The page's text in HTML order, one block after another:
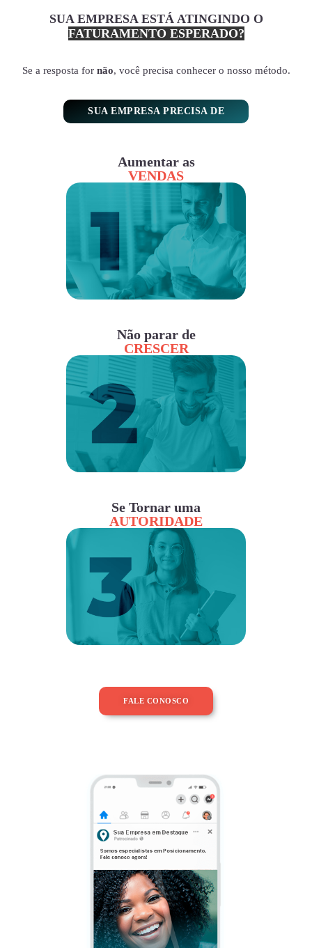
SUA EMPRESA ESTÁ ATINGINDO O
FATURAMENTO ESPERADO?
Se a resposta for não, você precisa conhecer o nosso método.
SUA EMPRESA PRECISA DE
Aumentar as
VENDAS
Não parar de
CRESCER
Se Tornar uma
AUTORIDADE
FALE CONOSCO